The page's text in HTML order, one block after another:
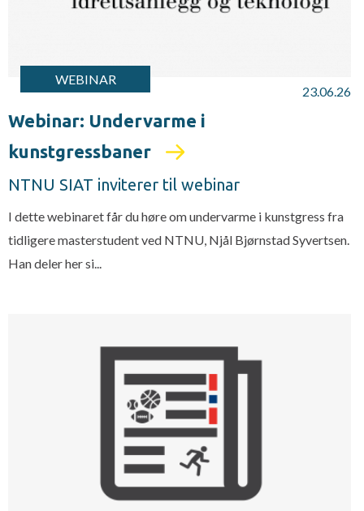
WEBINAR
23.06.26
Webinar: Undervarme i
kunstgressbaner
NTNU SIAT inviterer til webinar
I dette webinaret får du høre om undervarme i kunstgress fra
tidligere masterstudent ved NTNU, Njål Bjørnstad Syvertsen.
Han deler her si...